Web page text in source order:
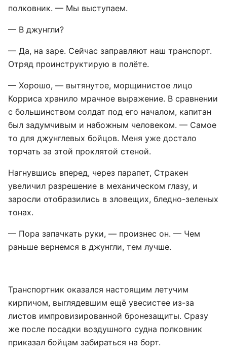
полковник. — Мы выступаем.
— В джунгли?
— Да, на заре. Сейчас заправляют наш транспорт.
Отряд проинструктирую в полёте.
— Хорошо, — вытянутое, морщинистое лицо
Корриса хранило мрачное выражение. В сравнении
с большинством солдат под его началом, капитан
был задумчивым и набожным человеком. — Самое
то для джунглевых бойцов. Меня уже достало
торчать за этой проклятой стеной.
Нагнувшись вперед, через парапет, Стракен
увеличил разрешение в механическом глазу, и
заросли отобразились в зловещих, бледно-зеленых
тонах.
— Пора запачкать руки, — произнес он. — Чем
раньше вернемся в джунгли, тем лучше.
Транспортник оказался настоящим летучим
кирпичом, выглядевшим ещё увесистее из-за
листов импровизированной бронезащиты. Сразу
же после посадки воздушного судна полковник
приказал бойцам забираться на борт.